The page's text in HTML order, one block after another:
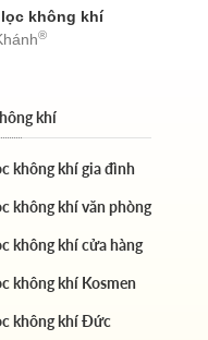
lọc không khí
®
khí
không khí gia đình
không khí văn phòng
không khí cửa hàng
không khí Kosmen
không khí Đức